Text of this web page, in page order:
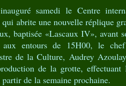
samedi le Centre
abrite une nouvelle réplique
baptisée «Lascaux IV», avant
entours de 15H00, le
de la Culture, Audrey
de la grotte,
de la semaine prochaine.